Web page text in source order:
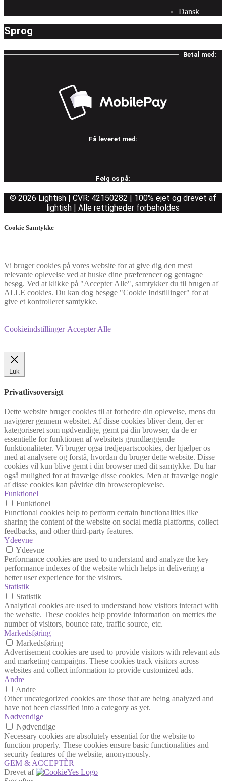
Sprog
Dansk
Betal med:
Få leveret med:
Følg os på:
© 2026 Lightish | CVR: 42150282 | 100% ejet og drevet af
lightish | Alle rettigheder forbeholdes
Cookie Samtykke
Vi bruger cookies på vores website for at give dig den mest
relevante oplevelse ved at huske dine præferencer og gentagne
besøg. Ved at klikke på "Accepter Alle", samtykker du til brugen af
ALLE cookies. Du kan dog besøge "Cookie Indstillinger" for at
give et kontrolleret samtykke.
Cookieindstillinger Accepter Alle
Luk
Privatlivsoversigt
Dette website bruger cookies til at forbedre din oplevelse, mens du
navigerer gennem websitet. Af disse cookies bliver dem, der er
kategoriseret som nødvendige, gemt på din browser, da de er
essentielle for funktionen af websitets grundlæggende
funktionaliteter. Vi bruger også tredjepartscookies, der hjælper os
med at analysere og forstå, hvordan du bruger dette website. Disse
cookies vil kun blive gemt i din browser med dit samtykke. Du har
også mulighed for at fravælge disse cookies. Men at fravælge nogle
af disse cookies kan påvirke din browseroplevelse.
Funktionel
Funktionel
Functional cookies help to perform certain functionalities like
sharing the content of the website on social media platforms, collect
feedbacks, and other third-party features.
Ydeevne
Ydeevne
Performance cookies are used to understand and analyze the key
performance indexes of the website which helps in delivering a
better user experience for the visitors.
Statistik
Statistik
Analytical cookies are used to understand how visitors interact with
the website. These cookies help provide information on metrics the
number of visitors, bounce rate, traffic source, etc.
Markedsføring
Markedsføring
Advertisement cookies are used to provide visitors with relevant ads
and marketing campaigns. These cookies track visitors across
websites and collect information to provide customized ads.
Andre
Andre
Other uncategorized cookies are those that are being analyzed and
have not been classified into a category as yet.
Nødvendige
Nødvendige
Necessary cookies are absolutely essential for the website to
function properly. These cookies ensure basic functionalities and
security features of the website, anonymously.
GEM & ACCEPTÈR
Drevet af